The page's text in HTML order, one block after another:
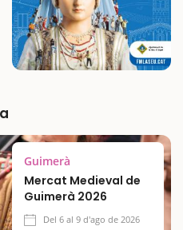
Guimerà
Mercat Medieval de
Guimerà 2026
Del 6 al 9 d'ago de 2026